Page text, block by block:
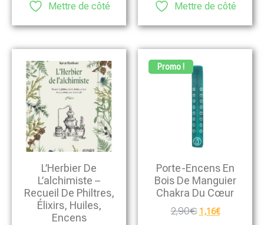
Mettre de côté Mettre de côté
L’Herbier De
L’alchimiste –
Recueil De Philtres,
Élixirs, Huiles,
Encens
Promo !
Porte-Encens En
Bois De Manguier
Chakra Du Cœur
2,90€ 1,16€